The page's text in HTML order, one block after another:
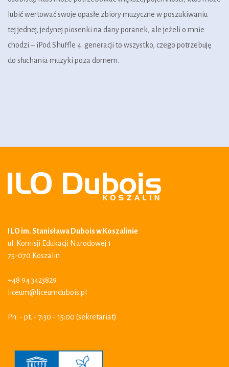
lubić wertować swoje opasłe zbiory muzyczne w poszukiwaniu
tej jednej, jedynej piosenki na dany poranek, ale jeżeli o mnie
chodzi – iPod Shuffle 4. generacji to wszystko, czego potrzebuję
do słuchania muzyki poza domem.
I LO im. Stanisława Dubois w Koszalinie
ul. Komisji Edukacji Narodowej 1
75-070 Koszalin
+48 94 3423829
liceum@liceumdubois.pl
Pn. - pt. - 7:30 - 15:00 (sekretariat)